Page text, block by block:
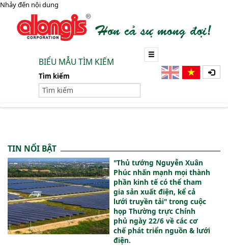
Nhảy đến nội dung
BIỂU MẪU TÌM KIẾM
Tìm kiếm
TIN NỔI BẬT
"Thủ tướng Nguyễn Xuân
Phúc nhấn mạnh mọi thành
phần kinh tế có thể tham
gia sản xuất điện, kể cả
lưới truyền tải" trong cuộc
họp Thường trực Chính
phủ ngày 22/6 về các cơ
chế phát triển nguồn & lưới
điện.